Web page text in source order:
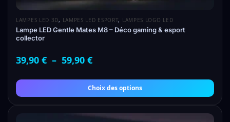
LAMPES LED 3D, LAMPES LED ESPORT, LAMPES LOGO LED
Lampe LED Gentle Mates M8 – Déco gaming & esport
collector
39,90 € – 59,90 €
Choix des options